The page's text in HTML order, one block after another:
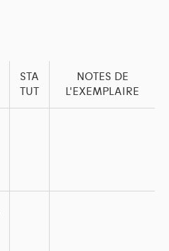
STA
TUT
NOTES DE
L'EXEMPLAIRE